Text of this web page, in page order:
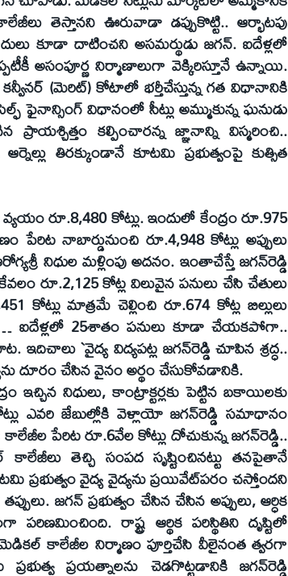
తెస్తానని ఊరువాడా డప్పుకొట్టి.. ఆర్భాటపు
కూడా దాటించని అసమర్థుడు జగన్‌. ఐదేళ్లలో
అసంపూర్ణ నిర్మాణాలుగా వెక్కిరిస్తూనే ఉన్నాయి.
(మెరిట్‌) కోటాలో భర్తీచేస్తున్న గత విధానానికి
ఫైనాన్సింగ్‌ విధానంలో సీట్లు అమ్ముకున్న ఘనుడు
కల్పించారన్న జ్ఞానాన్ని విస్మరించి..
తిరక్కుండానే కూటమి ప్రభుత్వంపై కుత్సిత
రూ.8,480 కోట్లు. ఇందులో కేంద్రం రూ.975
నాబార్డునుంచి రూ.4,948 కోట్లు అప్పులు
నిధుల మళ్లింపు అదనం. ఇంతాచేస్తే జగన్‌రెడ్డి
రూ.2,125 కోట్ల విలువైన పనులు చేసి చేతులు
కోట్లు మాత్రమే చెల్లించి రూ.674 కోట్ల బిల్లులు
ఐదేళ్లలో 25శాతం పనులు కూడా చేయకపోగా..
ఇదిచాలు `వైద్య విద్యపట్ల జగన్‌రెడ్డి చూపిన శ్రద్ధ..
దూరం చేసిన వైనం అర్థం చేసుకోవడానికి.
ఇచ్చిన నిధులు, కాంట్రాక్టర్లకు పెట్టిన బకాయిలకు
ఎవరి జేబుల్లోకి వెళ్లాయో జగన్‌రెడ్డి సమాధానం
కాలేజీల పేరిట రూ.6వేల కోట్లు దోచుకున్న జగన్‌రెడ్డి..
తెచ్చి సంపద సృష్టించినట్టు తనపైతానే
ప్రభుత్వం వైద్య వైద్యను ప్రయివేట్‌పరం చస్తోందని
జగన్‌ ప్రభుత్వం చేసిన చేసిన అప్పులు, ఆర్ధిక
రాష్ట్ర ఆర్థిక పరిస్థితిని దృష్టిలో
కాలేజీల నిర్మాణం పూర్తిచేసి వీలైనంత త్వరగా
ప్రయత్నాలను చెడగొట్టడానికి జగన్‌రెడ్డి